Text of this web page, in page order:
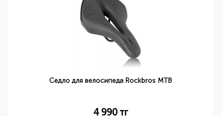
Седло для велосипеда Rockbros MTB
4 990тг